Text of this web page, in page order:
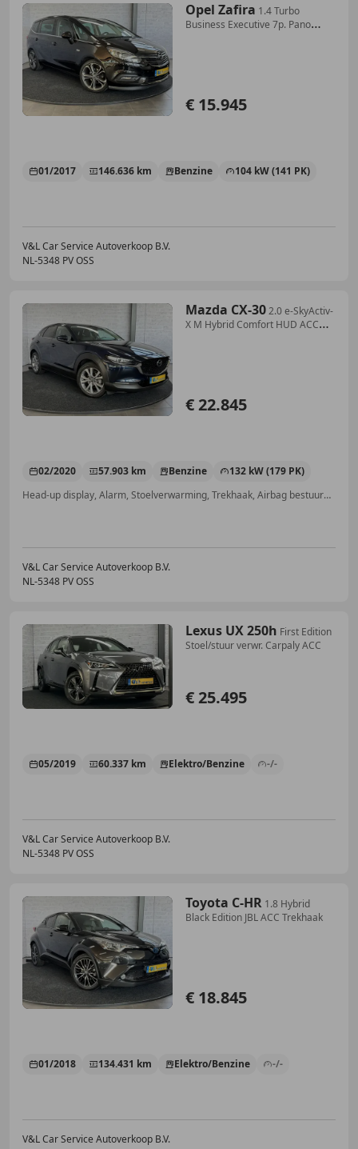
Opel Zafira 1.4 Turbo
Business Executive 7p. Pano
€ 15.945
01/2017 146.636 km Benzine 104 kW (141 PK)
V&L Car Service Autoverkoop B.V.
NL-5348 PV OSS
Mazda CX-302.0 e-SkyActiv-
X M Hybrid Comfort HUD ACC
€ 22.845
02/2020 57.903 km Benzine
132 kW (179 PK)
Head-up display, Alarm, Stoelverwarming, Trekhaak, Airbag bestuurder, Adaptieve Cruise Control, Stuurwielverwarming, Elektrische achterklep
V&L Car Service Autoverkoop B.V.
NL-5348 PV OSS
Lexus UX 250h First Edition
Stoel/stuur verwr. Carpaly ACC
€ 25.495
05/2019 60.337 km Elektro/Benzine -/-
V&L Car Service Autoverkoop B.V.
NL-5348 PV OSS
Toyota C-HR 1.8 Hybrid
Black Edition JBL ACC Trekhaak
€ 18.845
01/2018 134.431 km Elektro/Benzine -/-
V&L Car Service Autoverkoop B.V.